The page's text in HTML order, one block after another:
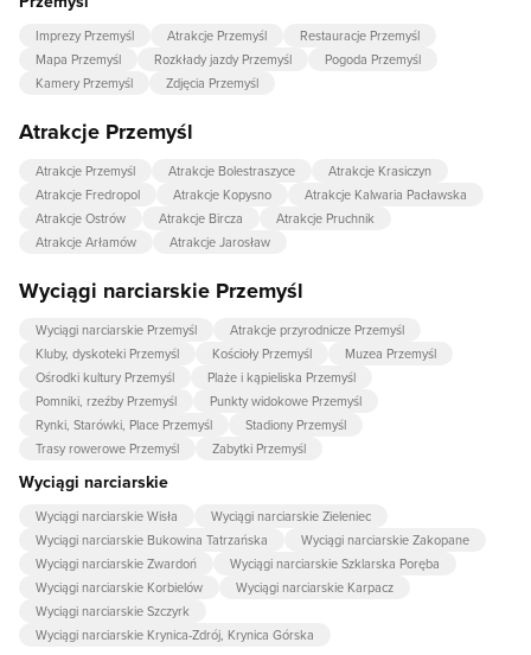
Imprezy Przemyśl Atrakcje Przemyśl
Restauracje Przemyśl
Mapa Przemyśl
Rozkłady jazdy Przemyśl
Pogoda Przemyśl
Kamery Przemyśl
Zdjęcia Przemyśl
Atrakcje Przemyśl
Atrakcje Przemyśl Atrakcje Bolestraszyce
Atrakcje Krasiczyn
Atrakcje Fredropol
Atrakcje Kopysno
Atrakcje Kalwaria Pacławska
Atrakcje Ostrów
Atrakcje Bircza
Atrakcje Pruchnik
Atrakcje Arłamów
Atrakcje Jarosław
Wyciągi narciarskie Przemyśl
Wyciągi narciarskie Przemyśl
Atrakcje przyrodnicze Przemyśl
Kluby, dyskoteki Przemyśl
Kościoły Przemyśl
Muzea Przemyśl
Ośrodki kultury Przemyśl
Plaże i kąpieliska Przemyśl
Pomniki, rzeźby Przemyśl
Punkty widokowe Przemyśl
Rynki, Starówki, Place Przemyśl
Stadiony Przemyśl
Trasy rowerowe Przemyśl
Zabytki Przemyśl
Wyciągi narciarskie
Wyciągi narciarskie Wisła
Wyciągi narciarskie Zieleniec
Wyciągi narciarskie Bukowina Tatrzańska
Wyciągi narciarskie Zakopane
Wyciągi narciarskie Zwardoń
Wyciągi narciarskie Szklarska Poręba
Wyciągi narciarskie Korbielów
Wyciągi narciarskie Karpacz
Wyciągi narciarskie Szczyrk
Wyciągi narciarskie Krynica-Zdrój, Krynica Górska